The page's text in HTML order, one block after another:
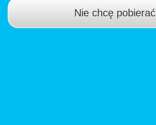
Nie chcę pobierać